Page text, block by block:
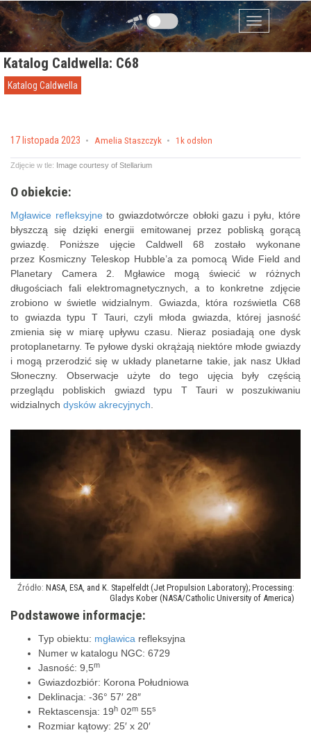
Przejdź do zawartości
Menu
Katalog Caldwella: C68
Katalog Caldwella
Posted on
17 listopada 2023 by Amelia Staszczyk 1k odsłon
Zdjęcie w tle: Image courtesy of Stellarium
O obiekcie:
Mgławice refleksyjne to gwiazdotwórcze obłoki gazu i pyłu, które
błyszczą się dzięki energii emitowanej przez pobliską gorącą
gwiazdę. Poniższe ujęcie Caldwell 68 zostało wykonane
przez Kosmiczny Teleskop Hubble’a za pomocą Wide Field and
Planetary Camera 2. Mgławice mogą świecić w różnych
długościach fali elektromagnetycznych, a to konkretne zdjęcie
zrobiono w świetle widzialnym. Gwiazda, która rozświetla C68
to gwiazda typu T Tauri, czyli młoda gwiazda, której jasność
zmienia się w miarę upływu czasu. Nieraz posiadają one dysk
protoplanetarny. Te pyłowe dyski okrążają niektóre młode gwiazdy
i mogą przerodzić się w układy planetarne takie, jak nasz Układ
Słoneczny. Obserwacje użyte do tego ujęcia były częścią
przeglądu pobliskich gwiazd typu T Tauri w poszukiwaniu
widzialnych dysków akrecyjnych
NASA, ESA, and K. Stapelfeldt (Jet Propulsion Laboratory); Processing:
Gladys Kober (NASA/Catholic University of America)
Podstawowe informacje:
Typ obiektu: mgławica refleksyjna
Numer w katalogu NGC: 6729
Jasność: 9,5m
Gwiazdozbiór: Korona Południowa
Deklinacja: -36° 57′ 28″
Rektascensja: 19h 02m 55s
Rozmiar kątowy: 25′ x 20′